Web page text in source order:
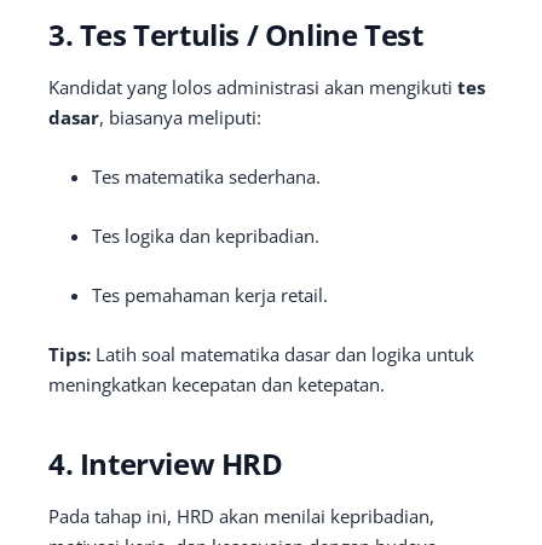
3. Tes Tertulis / Online Test
Kandidat yang lolos administrasi akan mengikuti tes
dasar, biasanya meliputi:
Tes matematika sederhana.
Tes logika dan kepribadian.
Tes pemahaman kerja retail.
Tips: Latih soal matematika dasar dan logika untuk
meningkatkan kecepatan dan ketepatan.
4. Interview HRD
Pada tahap ini, HRD akan menilai kepribadian,